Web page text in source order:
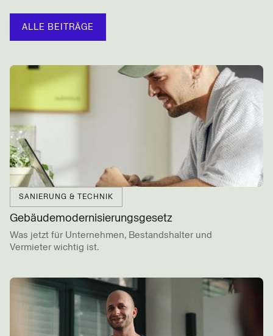
ALLE BEITRÄGE
BEITRAG LESEN
Gebäude­modernisierungs­gesetz
Was jetzt für Unternehmen, Bestandshalter und
Vermieter wichtig ist.
SANIERUNG & TECHNIK